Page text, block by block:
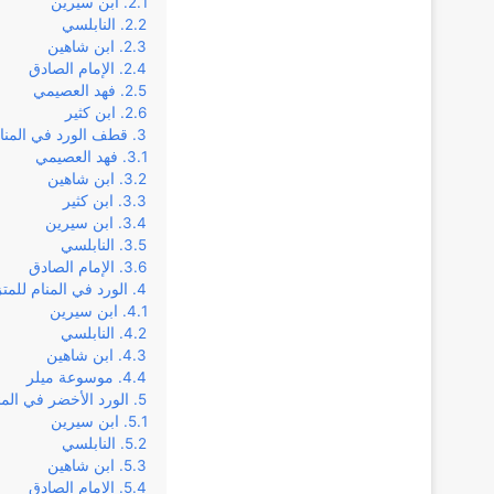
النابلسي
ابن شاهين
الإمام الصادق
فهد العصيمي
ابن كثير
قطف الورد في
فهد العصيمي
ابن شاهين
ابن كثير
ابن سيرين
النابلسي
الإمام الصادق
الورد في المنام
ابن سيرين
النابلسي
ابن شاهين
موسوعة ميلر
الورد الأخضر في
ابن سيرين
النابلسي
ابن شاهين
الإمام الصادق